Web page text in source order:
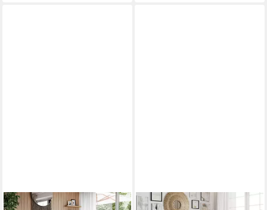
MKS MÖBEL MKS MÖBEL